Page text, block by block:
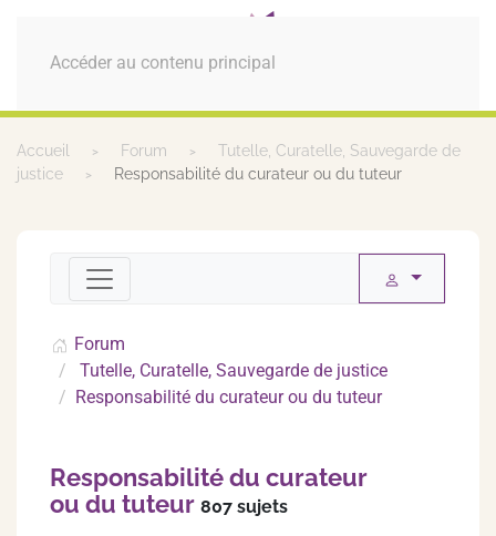
Accéder au contenu principal
MENU
Accueil Forum
Tutelle, Curatelle, Sauvegarde de
justice
Responsabilité du curateur ou du tuteur
Forum
Tutelle, Curatelle, Sauvegarde de justice
Responsabilité du curateur ou du tuteur
Responsabilité du curateur
ou du tuteur 807 sujets